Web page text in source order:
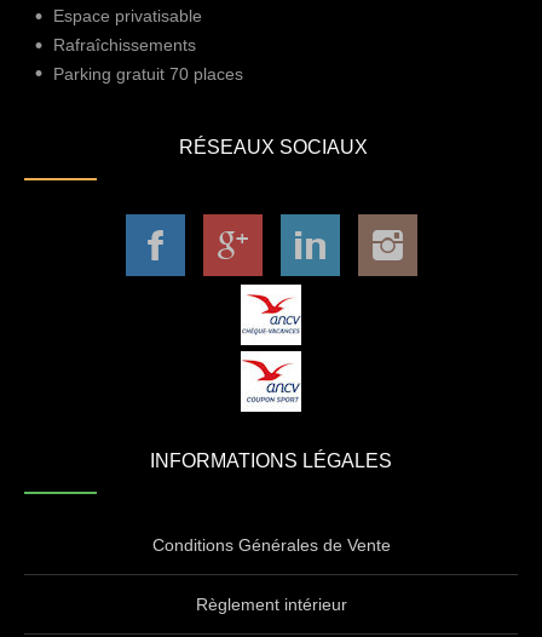
Espace privatisable
Rafraîchissements
Parking gratuit 70 places
RÉSEAUX SOCIAUX
INFORMATIONS LÉGALES
Conditions Générales de Vente
Règlement intérieur